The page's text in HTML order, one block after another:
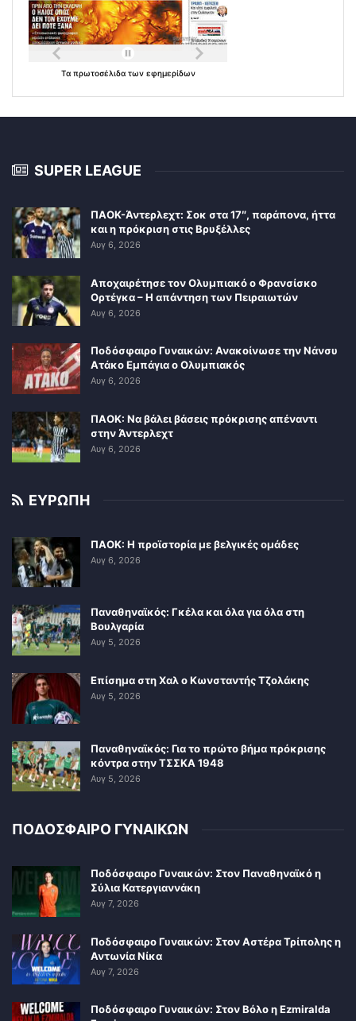
Τα πρωτοσέλιδα των εφημερίδων
SUPER LEAGUE
ΠΑΟΚ-Άντερλεχτ: Σοκ στα 17″, παράπονα, ήττα
και η πρόκριση στις Βρυξέλλες
Αυγ 6, 2026
Αποχαιρέτησε τον Ολυμπιακό ο Φρανσίσκο
Ορτέγκα – Η απάντηση των Πειραιωτών
Αυγ 6, 2026
Ποδόσφαιρο Γυναικών: Ανακοίνωσε την Νάνσυ
Ατάκο Εμπάγια ο Ολυμπιακός
Αυγ 6, 2026
ΠΑΟΚ: Να βάλει βάσεις πρόκρισης απέναντι
στην Άντερλεχτ
Αυγ 6, 2026
ΕΥΡΩΠΗ
ΠΑΟΚ: Η προϊστορία με βελγικές ομάδες
Αυγ 6, 2026
Παναθηναϊκός: Γκέλα και όλα για όλα στη
Βουλγαρία
Αυγ 5, 2026
Επίσημα στη Χαλ ο Κωνσταντής Τζολάκης
Αυγ 5, 2026
Παναθηναϊκός: Για το πρώτο βήμα πρόκρισης
κόντρα στην ΤΣΣΚΑ 1948
Αυγ 5, 2026
ΠΟΔΟΣΦΑΙΡΟ ΓΥΝΑΙΚΩΝ
Ποδόσφαιρο Γυναικών: Στον Παναθηναϊκό η
Σύλια Κατεργιαννάκη
Αυγ 7, 2026
Ποδόσφαιρο Γυναικών: Στον Αστέρα Τρίπολης η
Αντωνία Νίκα
Αυγ 7, 2026
Ποδόσφαιρο Γυναικών: Στον Βόλο η Ezmiralda